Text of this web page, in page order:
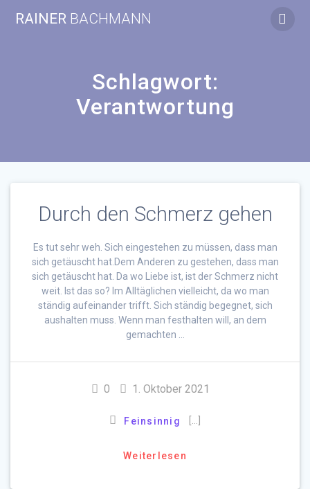
RAINER BACHMANN
Schlagwort:
Verantwortung
Durch den Schmerz gehen
Es tut sehr weh. Sich eingestehen zu müssen, dass man
sich getäuscht hat.Dem Anderen zu gestehen, dass man
sich getäuscht hat. Da wo Liebe ist, ist der Schmerz nicht
weit. Ist das so? Im Alltäglichen vielleicht, da wo man
ständig aufeinander trifft. Sich ständig begegnet, sich
aushalten muss. Wenn man festhalten will, an dem
gemachten …
0 1. Oktober 2021
Feinsinnig
Weiterlesen